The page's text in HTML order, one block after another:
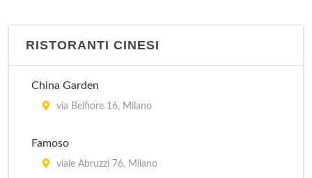
RISTORANTI CINESI
China Garden
via Belfiore 16, Milano
Famoso
viale Abruzzi 76, Milano